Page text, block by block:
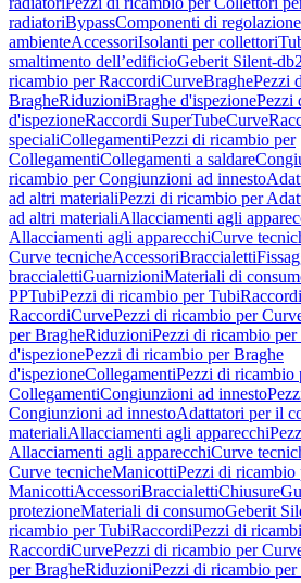
radiatoriBypassComponenti di regolazione
ambienteAccessoriIsolanti per collettori
smaltimento dell’edificioGeberit Silent-
ricambio per RaccordiCurveBraghePezzi
BragheRiduzioniBraghe d'ispezionePezzi
d'ispezioneRaccordi SuperTubeCurve
specialiCollegamentiPezzi di ricambio per
CollegamentiCollegamenti a saldare
ricambio per Congiunzioni ad innesto
ad altri materialiPezzi di ricambio per
ad altri materialiAllacciamenti agli
Allacciamenti agli apparecchiCurve
Curve tecnicheAccessoriBraccialetti
braccialettiGuarnizioniMateriali di
PPTubiPezzi di ricambio per TubiRaccordi
RaccordiCurvePezzi di ricambio per
per BragheRiduzioniPezzi di ricambio
d'ispezionePezzi di ricambio per Braghe
d'ispezioneCollegamentiPezzi di ricambio
CollegamentiCongiunzioni ad innesto
Congiunzioni ad innestoAdattatori per il
materialiAllacciamenti agli apparecchi
Allacciamenti agli apparecchiCurve
Curve tecnicheManicottiPezzi di ricambio
ManicottiAccessoriBraccialettiChiusure
protezioneMateriali di consumoGeberit
ricambio per TubiRaccordiPezzi di
RaccordiCurvePezzi di ricambio per
per BragheRiduzioniPezzi di ricambio